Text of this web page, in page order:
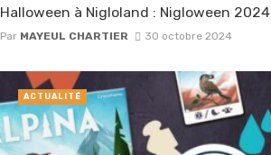
Halloween à Nigloland : Nigloween 2024
Par MAYEUL CHARTIER 30 octobre 2024
ACTUALITÉ